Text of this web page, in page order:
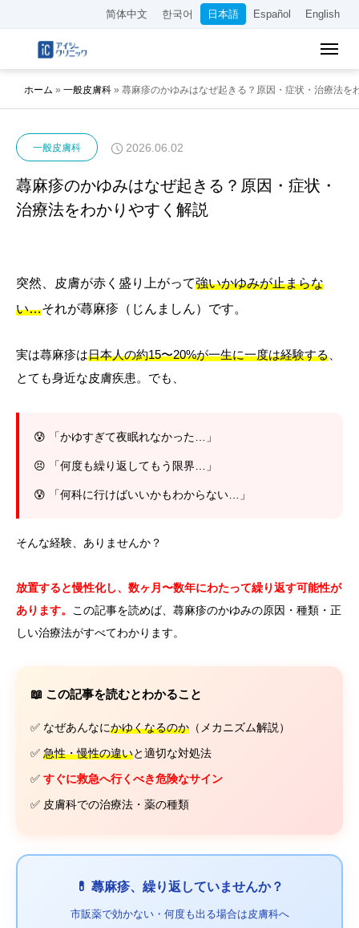
简体中文 한국어 日本語 Español English
ホーム » 一般皮膚科 » 蕁麻疹のかゆみはなぜ起きる？原因・症状・治療法を
一般皮膚科 2026.06.02
蕁麻疹のかゆみはなぜ起きる？原因・症状・
治療法をわかりやすく解説
突然、皮膚が赤く盛り上がって強いかゆみが止まらな
い…それが蕁麻疹（じんましん）です。
実は蕁麻疹は日本人の約15〜20%が一生に一度は経験する
とても身近な皮膚疾患。でも、
😰 「かゆすぎて夜眠れなかった…」
😣 「何度も繰り返してもう限界…」
😰 「何科に行けばいいかもわからない…」
そんな経験、ありませんか？
放置すると慢性化し、数ヶ月〜数年にわたって繰り返す可能性が
あります。
この記事を読めば、蕁麻疹のかゆみの原因・種類・正
しい治療法がすべてわかります。
📖 この記事を読むとわかること
✅ なぜあんなにかゆくなるのか （メカニズム解説）
✅ 急性・慢性の違いと適切な対処法
✅ すぐに救急へ行くべき危険なサイン
✅ 皮膚科での治療法・薬の種類
💊 蕁麻疹、繰り返していませんか？
市販薬で効かない・何度も出る場合は皮膚科へ